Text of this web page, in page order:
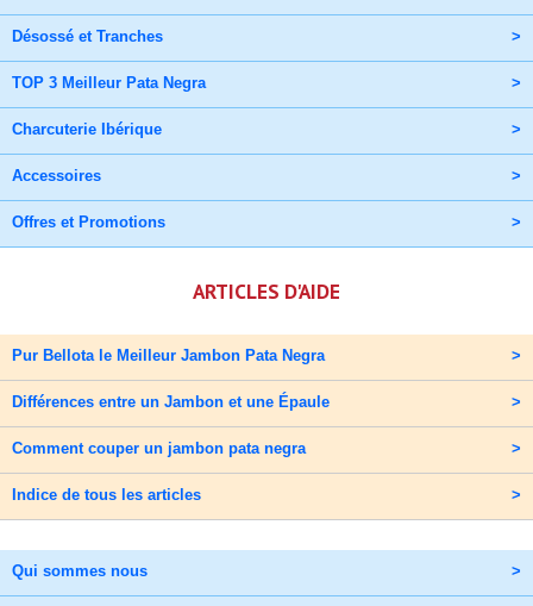
Désossé et Tranches >
TOP 3 Meilleur Pata Negra >
Charcuterie Ibérique >
Accessoires >
Offres et Promotions >
ARTICLES D'AIDE
Pur Bellota le Meilleur Jambon Pata Negra >
Différences entre un Jambon et une Épaule >
Comment couper un jambon pata negra >
Indice de tous les articles >
Qui sommes nous >